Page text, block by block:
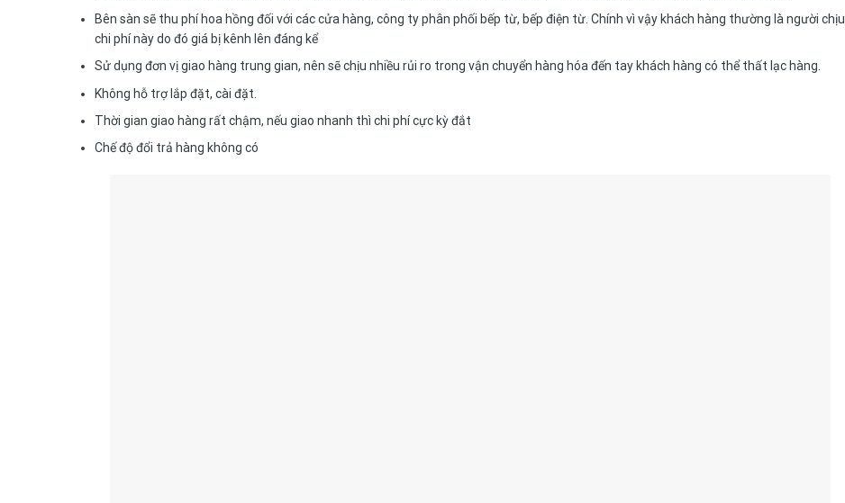
Bên sàn sẽ thu phí hoa hồng đối với các cửa hàng, công ty phân phối bếp từ, bếp điện từ. Chính vì vậy khách hàng thường là người chịu
chi phí này do đó giá bị kênh lên đáng kể
Sử dụng đơn vị giao hàng trung gian, nên sẽ chịu nhiều rủi ro trong vận chuyển hàng hóa đến tay khách hàng có thể thất lạc hàng.
Không hỗ trợ lắp đặt, cài đặt.
Thời gian giao hàng rất chậm, nếu giao nhanh thì chi phí cực kỳ đắt
Chế độ đổi trả hàng không có